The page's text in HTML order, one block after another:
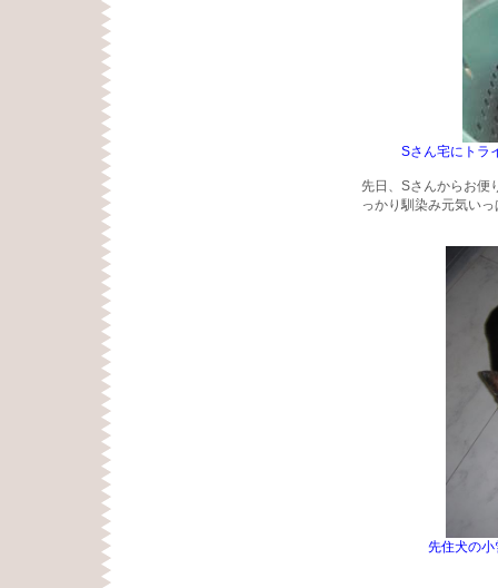
Sさん宅にトラ
先日、Sさんからお便
っかり馴染み元気い
先住犬の小雪ち